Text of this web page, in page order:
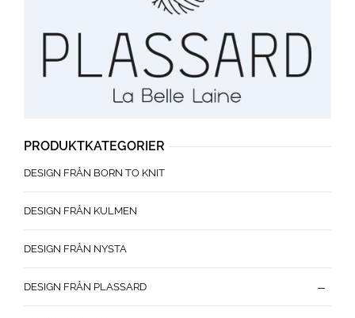
PRODUKTKATEGORIER
DESIGN FRÅN BORN TO KNIT
DESIGN FRÅN KULMEN
DESIGN FRÅN NYSTA
DESIGN FRÅN PLASSARD